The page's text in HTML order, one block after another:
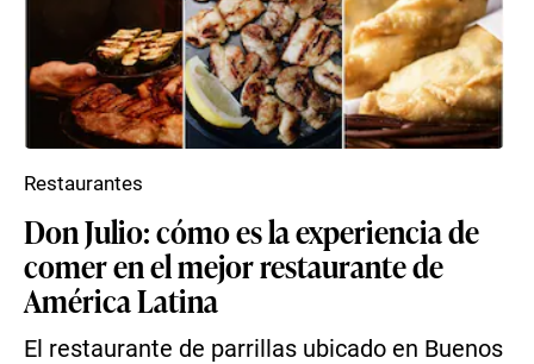
Don Julio: cómo es la experiencia de
comer en el mejor restaurante de
América Latina
El restaurante de parrillas ubicado en Buenos
Restaurantes